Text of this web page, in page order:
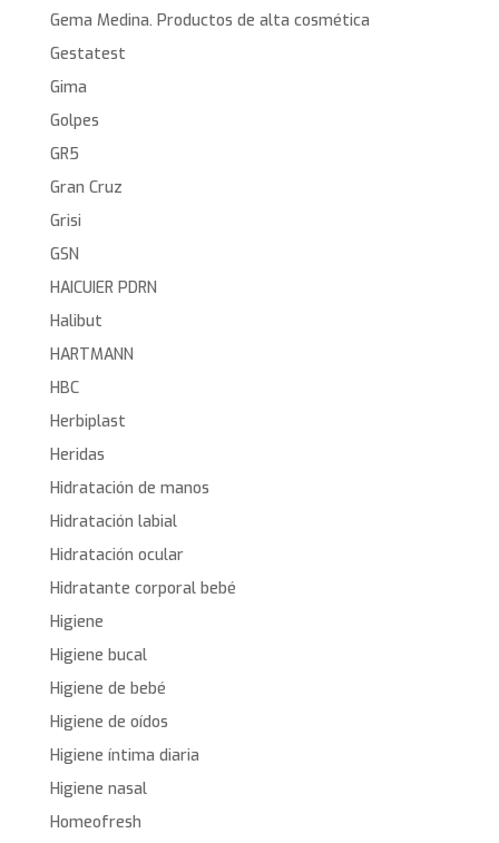
Gema Medina. Productos de alta cosmética
Gestatest
Gima
Golpes
GR5
Gran Cruz
Grisi
GSN
HAICUIER PDRN
Halibut
HARTMANN
HBC
Herbiplast
Heridas
Hidratación de manos
Hidratación labial
Hidratación ocular
Hidratante corporal bebé
Higiene
Higiene bucal
Higiene de bebé
Higiene de oídos
Higiene íntima diaria
Higiene nasal
Homeofresh